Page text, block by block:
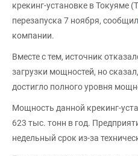
крекинг-установке в Токуяме
перезапуска 7 ноября, сообщил
компании.
Вместе с тем, источник
загрузки мощностей, но
достигло полного уровня
Мощность данной крекинг-
623 тыс. тонн в год.
недельный срок из-за